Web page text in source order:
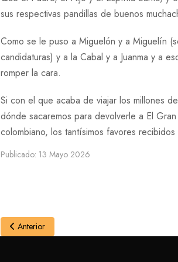
sus respectivas pandillas de buenos
Como se le puso a Miguelón y a Miguelín
candidaturas) y a la Cabal y a Juanma y a
romper la cara.
Si con el que acaba de viajar los millones
dónde sacaremos para devolverle a El
colombiano, los tantísimos favores
Publicado: 13 Mayo 2026
Anterior